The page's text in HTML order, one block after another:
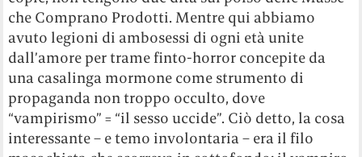
che Comprano Prodotti. Mentre qui abbiamo
avuto legioni di ambosessi di ogni età unite
dall’amore per trame finto-horror concepite da
una casalinga mormone come strumento di
propaganda non troppo occulto, dove
“vampirismo” = “il sesso uccide”. Ciò detto, la cosa
interessante – e temo involontaria – era il filo